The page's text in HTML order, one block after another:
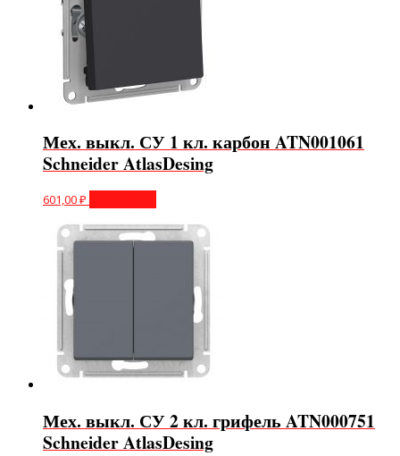
Мех. выкл. СУ 1 кл. карбон ATN001061
Schneider AtlasDesing
601,00₽
Мех. выкл. СУ 2 кл. грифель ATN000751
Schneider AtlasDesing